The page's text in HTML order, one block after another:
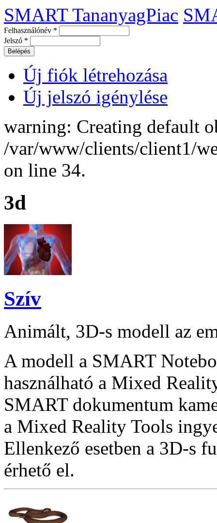
SMART TananyagPiac
Felhasználónév *
Jelszó *
Új fiók létrehozása
Új jelszó igénylése
warning: Creating default
/var/www/clients/client1/
on line 34.
3d
Szív
Animált, 3D-s modell az
A modell a SMART
használható a Mixed
SMART dokumentum
a Mixed Reality Tools
Ellenkező esetben a 3D-s
érhető el.